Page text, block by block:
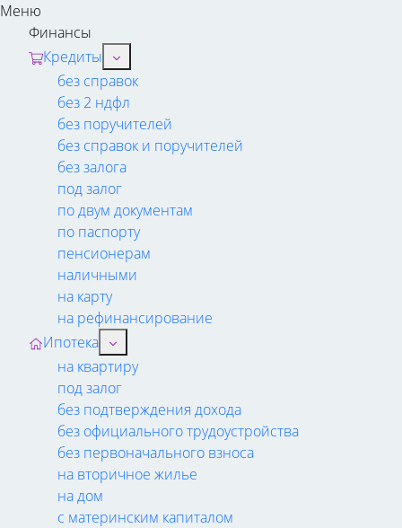
Меню
Финансы
Кредиты
без справок
без 2 ндфл
без поручителей
без справок и поручителей
без залога
под залог
по двум документам
по паспорту
пенсионерам
наличными
на карту
на рефинансирование
Ипотека
на квартиру
под залог
без подтверждения дохода
без официального трудоустройства
без первоначального взноса
на вторичное жилье
на дом
с материнским капиталом